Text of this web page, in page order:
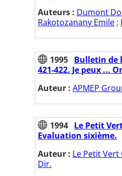
Auteurs : Dumont
Rakotozanany Emile ;
1995 Bulletin de
421-422. Je peux ...
Auteur : APMEP
1994 Le Petit
Evaluation sixième.
Auteur : Le Petit
Dir.